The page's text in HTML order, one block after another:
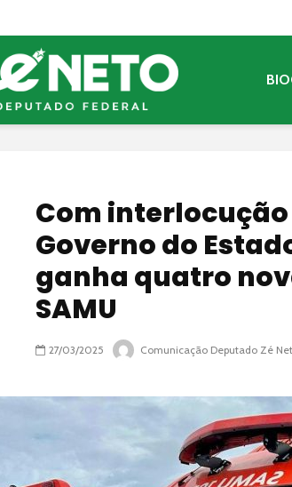
Com interlocução
Governo do
ganha quatro
SAMU
27/03/2025 Comunicação Deputado Zé